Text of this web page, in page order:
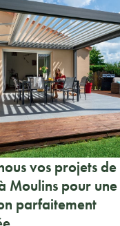
vos projets de
Moulins pour une
parfaitement